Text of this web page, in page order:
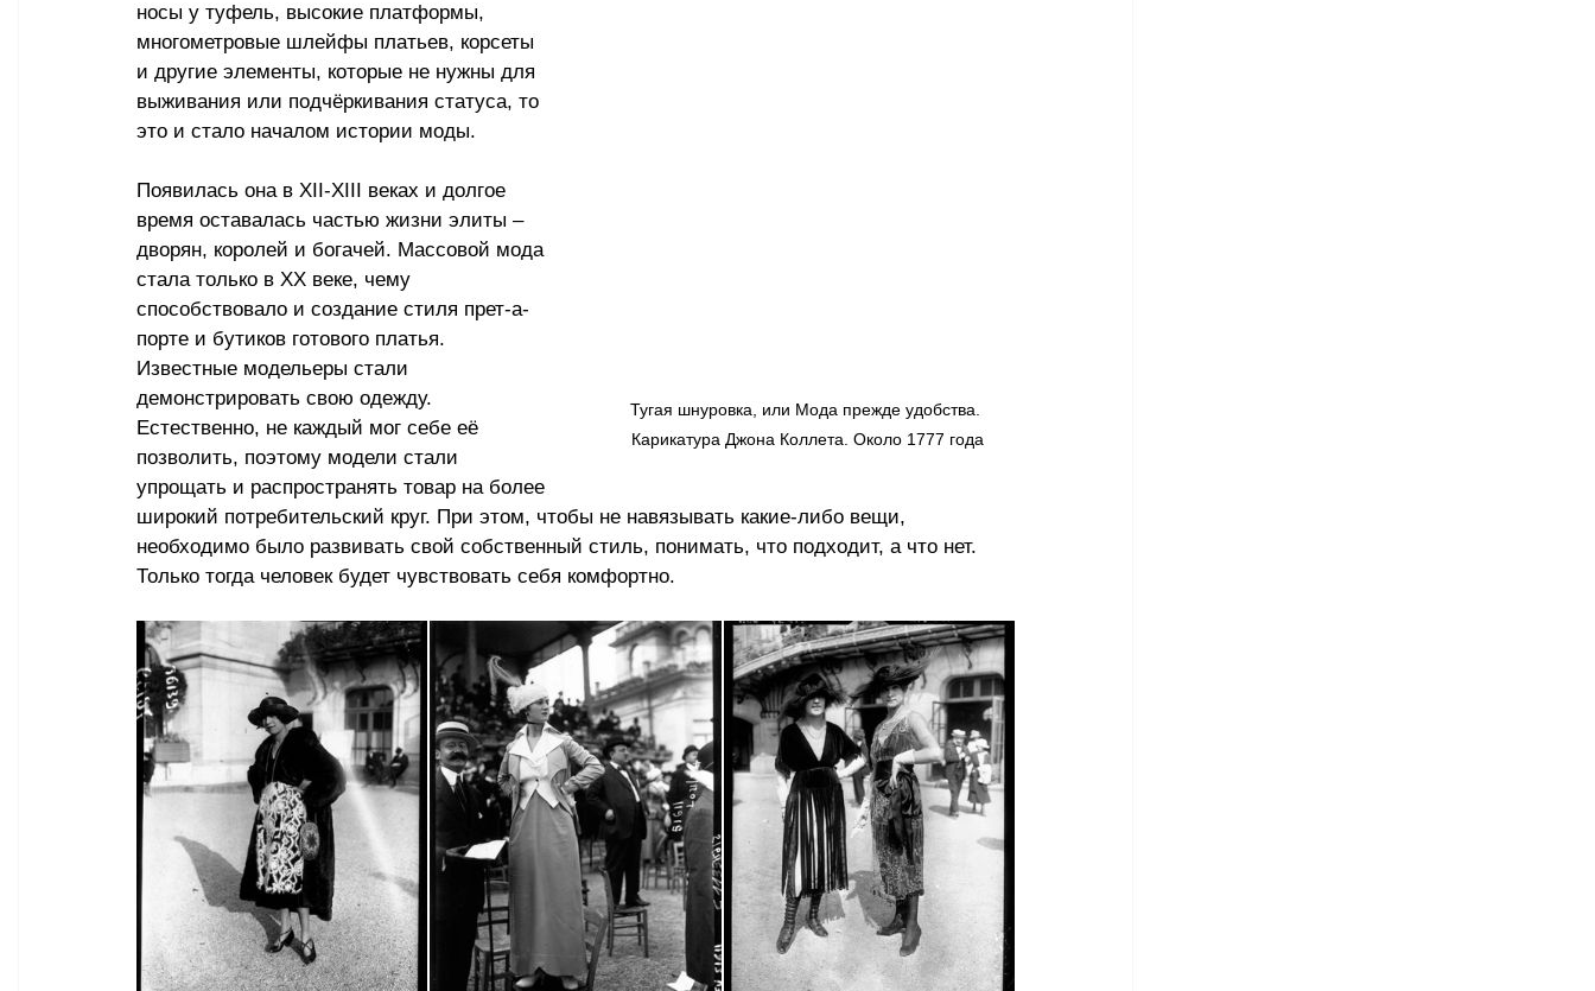
Тугая шнуровка, или Мода прежде удобства.
Карикатура Джона Коллета. Около 1777 года
носы у туфель, высокие платформы,
многометровые шлейфы платьев, корсеты
и другие элементы, которые не нужны для
выживания или подчёркивания статуса, то
это и стало началом истории моды.
Появилась она в XII-XIII веках и долгое
время оставалась частью жизни элиты –
дворян, королей и богачей. Массовой мода
стала только в XX веке, чему
способствовало и создание стиля прет-а-
порте и бутиков готового платья.
Известные модельеры стали
демонстрировать свою одежду.
Естественно, не каждый мог себе её
позволить, поэтому модели стали
упрощать и распространять товар на более
широкий потребительский круг. При этом, чтобы не навязывать какие-либо вещи,
необходимо было развивать свой собственный стиль, понимать, что подходит, а что нет.
Только тогда человек будет чувствовать себя комфортно.